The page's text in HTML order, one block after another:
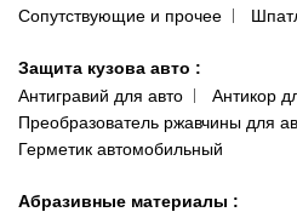
Сопутствующие и прочее
Защита кузова авто :
Антигравий для авто
Антикор
Преобразователь ржавчины для
Герметик автомобильный
Абразивные материалы :